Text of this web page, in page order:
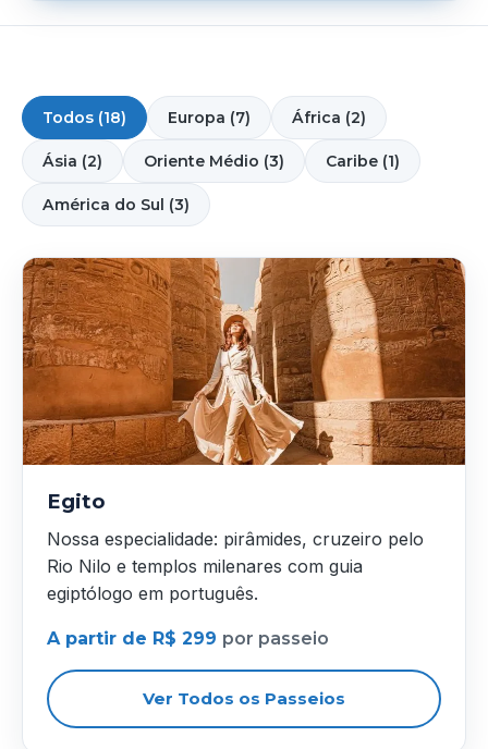
Todos (18) Europa (7) África (2)
Ásia (2) Oriente Médio (3) Caribe (1)
América do Sul (3)
Egito
Nossa especialidade: pirâmides, cruzeiro pelo
Rio Nilo e templos milenares com guia
egiptólogo em português.
A partir de R$ 299 por passeio
Ver Todos os Passeios